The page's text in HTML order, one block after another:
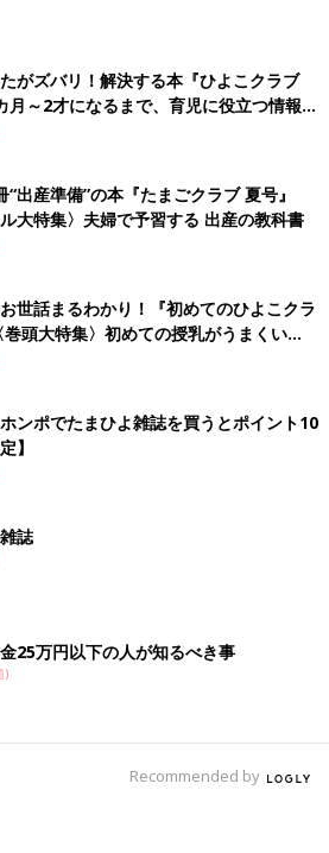
自分でできることはとくになく、安静
せん。体だけではなく、心の負担を軽
クスして過ごすことも大切です。家事
ってもらいましょう。仕事を持ってい
が出るまで、医師の指示に従い休ませ
やすい状態だったり自宅安静が難しか
なることもあります。
簡単な家事や食事、トイレ以外は横に
、その人の状態により、必要な安静度
を指示されたら、気になることは遠慮
ましょう。
きはどうする？
出血ってどんなもの？
量の出血です。色も、おりもの
茶褐色のものが多いでしょう。少量の
に妊娠が継続しますが、自己判断は禁
れば、産院に連絡してください。
がズバリ！解決する本『ひよこクラブ
～2才になるまで、育児に役立つ情報が
“出産準備”の本『たまごクラブ 夏号』
ル大特集〉夫婦で予習する 出産の教科書
世話まるわかり！『初めてのひよこクラ
巻頭大特集〉初めての授乳がうまくい
・ミルクの基本と夏のトラブル 解決テ
ンポでたまひよ雑誌を買うとポイント10
】
誌
25万円以下の人が知るべき事
)
Recommended by